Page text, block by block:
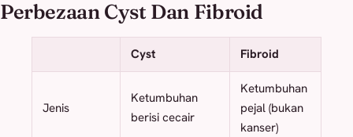
Perbezaan Cyst Dan Fibroid
Cyst Fibroid
Jenis
Ketumbuhan
berisi cecair
Ketumbuhan
pejal (bukan
kanser)